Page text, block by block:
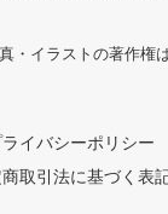
・イラストの著作権
ライバシーポリシー
取引法に基づく表